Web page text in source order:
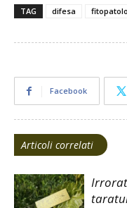
TAG difesa
Facebook
Articoli correlati